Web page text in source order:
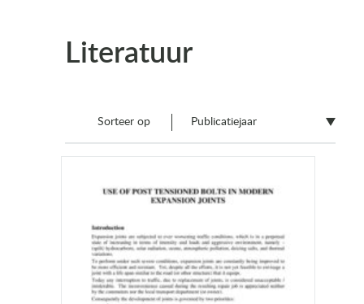
Literatuur
Sorteer op Publicatiejaar